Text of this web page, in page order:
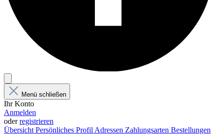
Menü schließen
Ihr Konto
Anmelden
oderregistrieren
Übersicht Persönliches Profil Adressen Zahlungsarten Bestellungen